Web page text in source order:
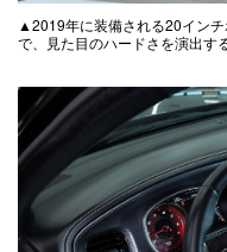
▲2019年に装備される20イン
で、見た目のハードさを演出する